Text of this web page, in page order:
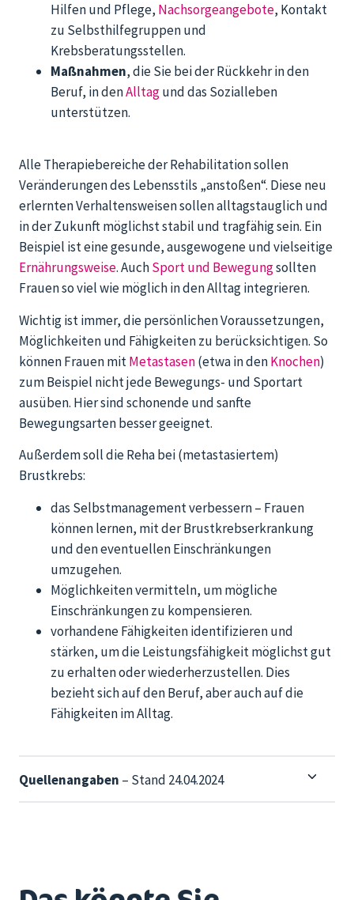
Hilfen und Pflege, Nachsorgeangebote, Kontakt
zu Selbsthilfegruppen und
Krebsberatungsstellen.
Maßnahmen, die Sie bei der Rückkehr in den
Beruf, in denAlltagund das Sozialleben
unterstützen.
Alle Therapiebereiche der Rehabilitation sollen
Veränderungen des Lebensstils „anstoßen“. Diese neu
erlernten Verhaltensweisen sollen alltagstauglich und
in der Zukunft möglichst stabil und tragfähig sein. Ein
Beispiel ist eine gesunde, ausgewogene und vielseitige
Ernährungsweise. AuchSport und Bewegungsollten
Frauen so viel wie möglich in den Alltag integrieren.
Wichtig ist immer, die persönlichen Voraussetzungen,
Möglichkeiten und Fähigkeiten zu berücksichtigen. So
können Frauen mitMetastasen(etwa in denKnochen)
zum Beispiel nicht jede Bewegungs- und Sportart
ausüben. Hier sind schonende und sanfte
Bewegungsarten besser geeignet.
Außerdem soll die Reha bei (metastasiertem)
Brustkrebs:
das Selbstmanagement verbessern – Frauen
können lernen, mit der Brustkrebserkrankung
und den eventuellen Einschränkungen
umzugehen.
Möglichkeiten vermitteln, um mögliche
Einschränkungen zu kompensieren.
vorhandene Fähigkeiten identifizieren und
stärken, um die Leistungsfähigkeit möglichst gut
zu erhalten oder wiederherzustellen. Dies
bezieht sich auf den Beruf, aber auch auf die
Fähigkeiten im Alltag.
Quellenangaben – Stand 24.04.2024